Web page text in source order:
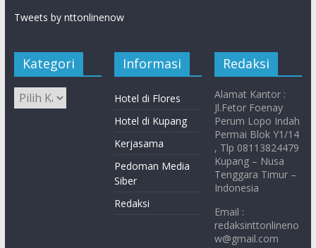
Tweets by nttonlinenow
Kategori Informasi
Hotel di Flores
Hotel di Kupang
Kerjasama
Pedoman Media
Siber
Redaksi
Redaksi
Alamat Kantor :
Jl.Fetor Foenay
Perum Lopo Indah
Permai Blok Y1/14
, Tlp 08113824479
Kupang – Nusa
Tenggara Timur –
Indonesia
Email :
redaksinttonlineno
w@gmail.com